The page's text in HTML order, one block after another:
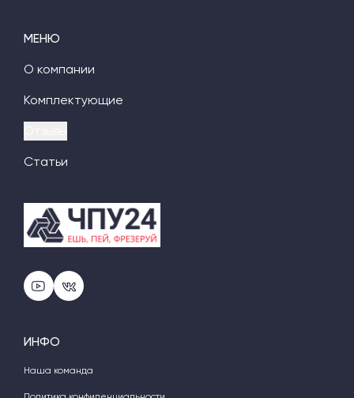
МЕНЮ
О компании
Комплектующие
Статьи
ИНФО
Наша команда